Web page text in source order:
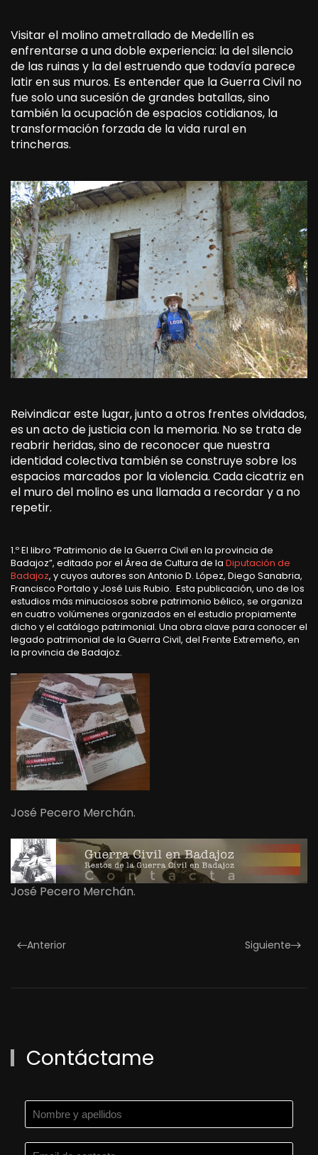
Visitar el molino ametrallado de Medellín es
enfrentarse a una doble experiencia: la del silencio
de las ruinas y la del estruendo que todavía parece
latir en sus muros. Es entender que la Guerra Civil no
fue solo una sucesión de grandes batallas, sino
también la ocupación de espacios cotidianos, la
transformación forzada de la vida rural en
trincheras.
Reivindicar este lugar, junto a otros frentes olvidados,
es un acto de justicia con la memoria. No se trata de
reabrir heridas, sino de reconocer que nuestra
identidad colectiva también se construye sobre los
espacios marcados por la violencia. Cada cicatriz en
el muro del molino es una llamada a recordar y a no
repetir.
1.º El libro “Patrimonio de la Guerra Civil en la provincia de
Badajoz”, editado por el Área de Cultura de la Diputación de
Badajoz, y cuyos autores son Antonio D. López, Diego Sanabria,
Francisco Portalo y José Luis Rubio. Esta publicación, uno de los
estudios más minuciosos sobre patrimonio bélico, se organiza
en cuatro volúmenes organizados en el estudio propiamente
dicho y el catálogo patrimonial. Una obra clave para conocer el
legado patrimonial de la Guerra Civil, del Frente Extremeño, en
la provincia de Badajoz.
José Pecero Merchán.
José Pecero Merchán.
Anterior Siguiente
Contáctame